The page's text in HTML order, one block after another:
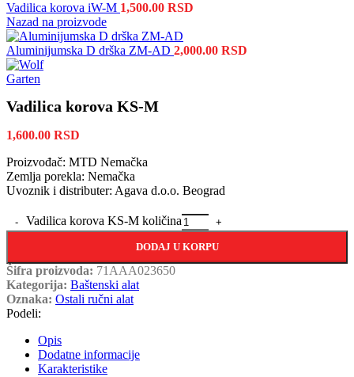
Vadilica korova iW-M 1,500.00 RSD
Nazad na proizvode
Aluminijumska D drška ZM-AD 2,000.00 RSD
Vadilica korova KS-M
1,600.00 RSD
Proizvođač: MTD Nemačka
Zemlja porekla: Nemačka
Uvoznik i distributer: Agava d.o.o. Beograd
Vadilica korova KS-M količina
DODAJ U KORPU
Šifra proizvoda: 71AAA023650
Kategorija: Baštenski alat
Oznaka: Ostali ručni alat
Podeli:
Opis
Dodatne informacije
Karakteristike